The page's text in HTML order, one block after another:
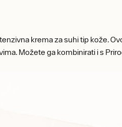
krema za suhi tip kože.
Možete ga kombinirati i s